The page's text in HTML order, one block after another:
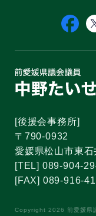
[後援会事務所]
〒790-0932
愛媛県松山市東
[TEL] 089-904-
[FAX] 089-916-
Copyright 2026 前愛媛県